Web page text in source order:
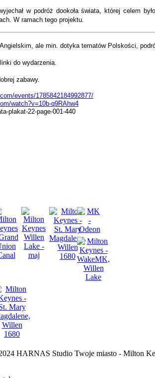
w podróż dookoła świata, której celem
W ramach tego projektu.
ale min. dotyka tematów Polskości,
do wydarzenia.
zabawy.
events/1785842184992877/
watch?v=10b-q9RAhw4
HARNAS Studio Twoje miasto - Milton